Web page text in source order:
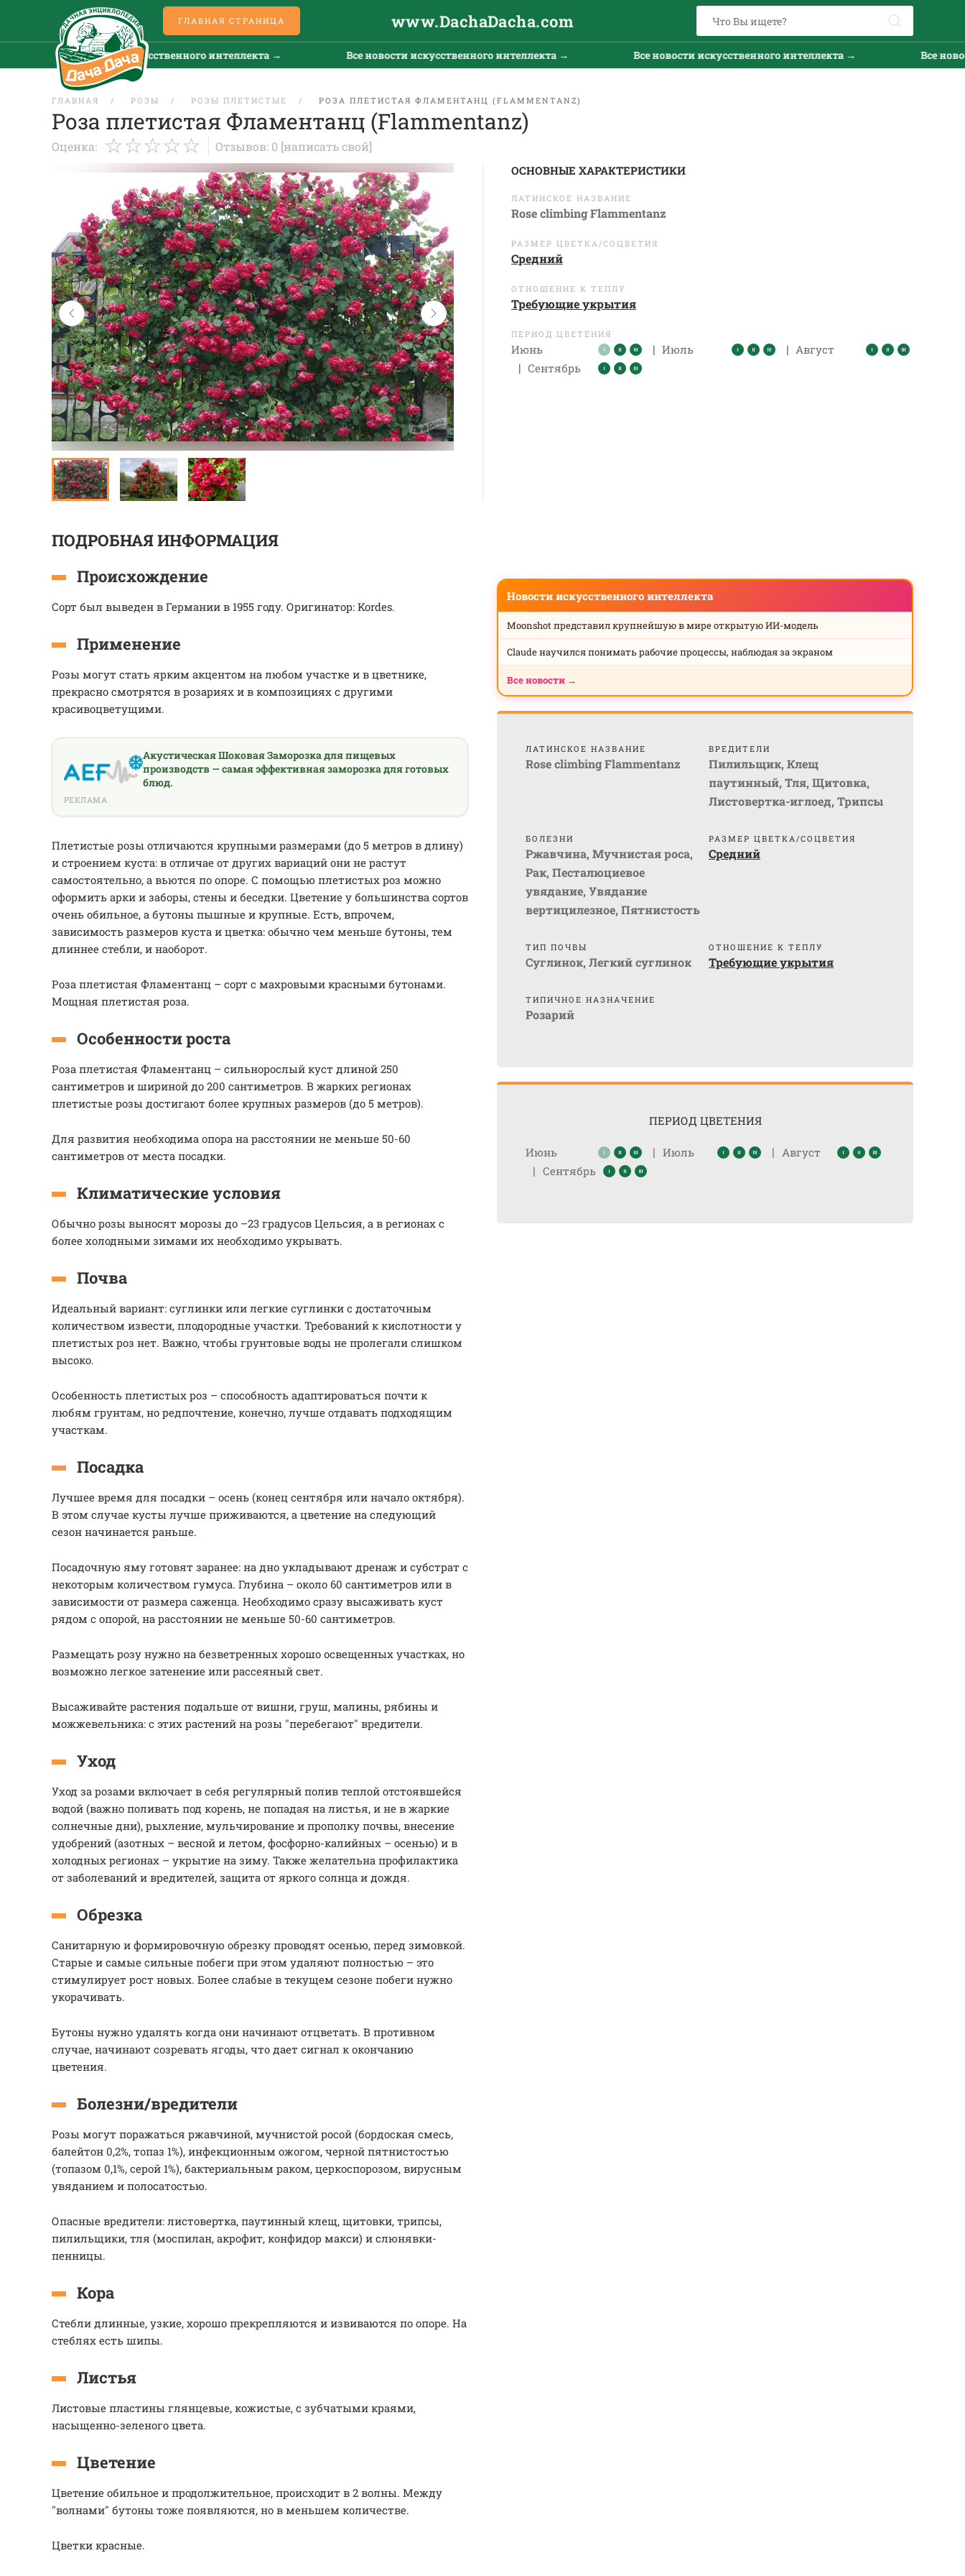
ГЛАВНАЯ СТРАНИЦА www.DachaDacha.com
Все новости искусственного интеллекта → Все новости искусственного интеллекта → Все новости искусственного интеллекта → Все новости
ГЛАВНАЯ РОЗЫ РОЗЫ ПЛЕТИСТЫЕ РОЗА ПЛЕТИСТАЯ ФЛАМЕНТАНЦ (FLAMMENTANZ)
Роза плетистая Фламентанц (Flammentanz)
Оценка: Отзывов: 0 [написать свой]
ОСНОВНЫЕ ХАРАКТЕРИСТИКИ
ЛАТИНСКОЕ НАЗВАНИЕ
Rose climbing Flammentanz
РАЗМЕР ЦВЕТКА/СОЦВЕТИЯ
Средний
ОТНОШЕНИЕ К ТЕПЛУ
Требующие укрытия
ПЕРИОД ЦВЕТЕНИЯ
Июнь | Июль | Август
| Сентябрь
ПОДРОБНАЯ ИНФОРМАЦИЯ
Происхождение
Сорт был выведен в Германии в 1955 году. Оригинатор: Kordes.
Применение
Розы могут стать ярким акцентом на любом участке и в цветнике,
прекрасно смотрятся в розариях и в композициях с другими
красивоцветущими.
Акустическая Шоковая Заморозка для пищевых
производств — самая эффективная заморозка для готовых
блюд.
РЕКЛАМА
Плетистые розы отличаются крупными размерами (до 5 метров в длину)
и строением куста: в отличае от других вариаций они не растут
самостоятельно, а вьются по опоре. С помощью плетистых роз можно
оформить арки и заборы, стены и беседки. Цветение у большинства сортов
очень обильное, а бутоны пышные и крупные. Есть, впрочем,
зависимость размеров куста и цветка: обычно чем меньше бутоны, тем
длиннее стебли, и наоборот.
Роза плетистая Фламентанц – сорт с махровыми красными бутонами.
Мощная плетистая роза.
Особенности роста
Роза плетистая Фламентанц – сильнорослый куст длиной 250
сантиметров и шириной до 200 сантиметров. В жарких регионах
плетистые розы достигают более крупных размеров (до 5 метров).
Для развития необходима опора на расстоянии не меньше 50-60
сантиметров от места посадки.
Климатические условия
Обычно розы выносят морозы до –23 градусов Цельсия, а в регионах с
более холодными зимами их необходимо укрывать.
Почва
Идеальный вариант: суглинки или легкие суглинки с достаточным
количеством извести, плодородные участки. Требований к кислотности у
плетистых роз нет. Важно, чтобы грунтовые воды не пролегали слишком
высоко.
Особенность плетистых роз – способность адаптироваться почти к
любям грунтам, но редпочтение, конечно, лучше отдавать подходящим
участкам.
Посадка
Лучшее время для посадки – осень (конец сентября или начало октября).
В этом случае кусты лучше приживаются, а цветение на следующий
сезон начинается раньше.
Посадочную яму готовят заранее: на дно укладывают дренаж и субстрат с
некоторым количеством гумуса. Глубина – около 60 сантиметров или в
зависимости от размера саженца. Необходимо сразу высаживать куст
рядом с опорой, на расстоянии не меньше 50-60 сантиметров.
Размещать розу нужно на безветренных хорошо освещенных участках, но
возможно легкое затенение или рассеяный свет.
Высаживайте растения подальше от вишни, груш, малины, рябины и
можжевельника: с этих растений на розы "перебегают" вредители.
Уход
Уход за розами включает в себя регулярный полив теплой отстоявшейся
водой (важно поливать под корень, не попадая на листья, и не в жаркие
солнечные дни), рыхление, мульчирование и прополку почвы, внесение
удобрений (азотных – весной и летом, фосфорно-калийных – осенью) и в
холодных регионах – укрытие на зиму. Также желательна профилактика
от заболеваний и вредителей, защита от яркого солнца и дождя.
Обрезка
Санитарную и формировочную обрезку проводят осенью, перед зимовкой.
Старые и самые сильные побеги при этом удаляют полностью – это
стимулирует рост новых. Более слабые в текущем сезоне побеги нужно
укорачивать.
Бутоны нужно удалять когда они начинают отцветать. В противном
случае, начинают созревать ягоды, что дает сигнал к окончанию
цветения.
Болезни/вредители
Розы могут поражаться ржавчиной, мучнистой росой (бордоская смесь,
балейтон 0,2%, топаз 1%), инфекционным ожогом, черной пятнистостью
(топазом 0,1%, серой 1%), бактериальным раком, церкоспорозом, вирусным
увяданием и полосатостью.
Опасные вредители: листовертка, паутинный клещ, щитовки, трипсы,
пилильщики, тля (моспилан, акрофит, конфидор макси) и слюнявки-
пенницы.
Кора
Стебли длинные, узкие, хорошо прекрепляются и извиваются по опоре. На
стеблях есть шипы.
Листья
Листовые пластины глянцевые, кожистые, с зубчатыми краями,
насыщенно-зеленого цвета.
Цветение
Цветение обильное и продолжительное, происходит в 2 волны. Между
"волнами" бутоны тоже появляются, но в меньшем количестве.
Цветки красные.
Новости искусственного интеллекта
Moonshot представил крупнейшую в мире открытую ИИ-модель
Claude научился понимать рабочие процессы, наблюдая за экраном
Все новости →
ЛАТИНСКОЕ НАЗВАНИЕ
Rose climbing Flammentanz
ВРЕДИТЕЛИ
Пилильщик, Клещ
паутинный, Тля, Щитовка,
Листовертка-иглоед, Трипсы
БОЛЕЗНИ
Ржавчина, Мучнистая роса,
Рак, Песталюциевое
увядание, Увядание
вертицилезное, Пятнистость
РАЗМЕР ЦВЕТКА/СОЦВЕТИЯ
Средний
ТИП ПОЧВЫ
Суглинок, Легкий суглинок
ОТНОШЕНИЕ К ТЕПЛУ
Требующие укрытия
ТИПИЧНОЕ НАЗНАЧЕНИЕ
Розарий
ПЕРИОД ЦВЕТЕНИЯ
Июнь | Июль | Август
| Сентябрь